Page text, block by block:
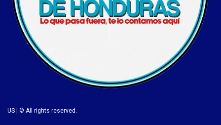
US | © All rights reserved.